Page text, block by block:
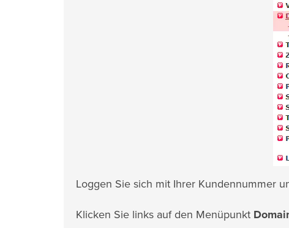
Loggen Sie sich mit Ihrer Kundennummer
Klicken Sie links auf den Menüpunkt